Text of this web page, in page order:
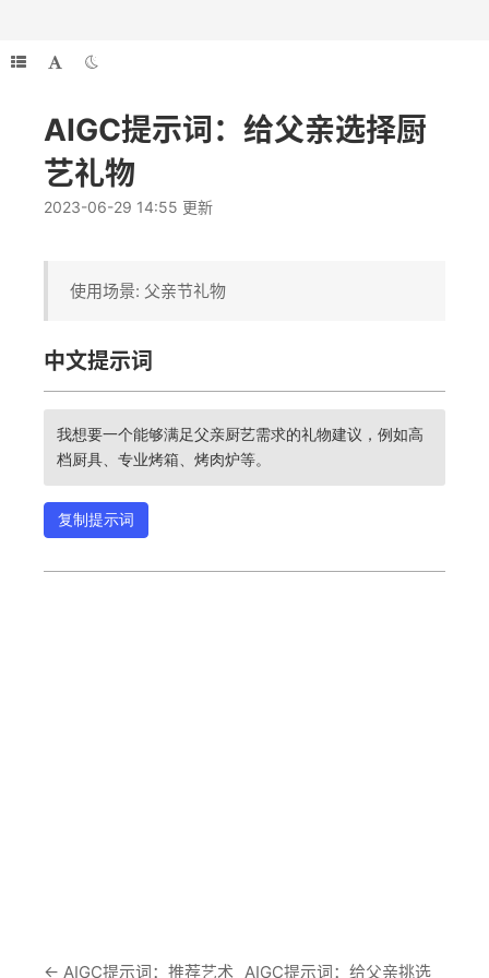
AIGC提示词：给父亲选择厨
艺礼物
2023-06-29 14:55 更新
使用场景: 父亲节礼物
中文提示词
我想要一个能够满足父亲厨艺需求的礼物建议，例如高
档厨具、专业烤箱、烤肉炉等。
复制提示词
← AIGC提示词：推荐艺术 AIGC提示词：给父亲挑选